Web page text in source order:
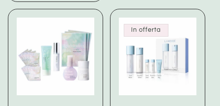
In offerta